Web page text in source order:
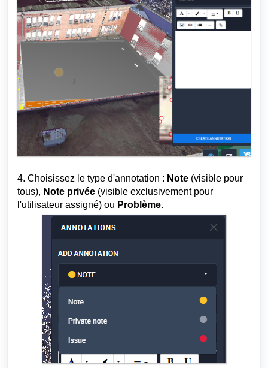
4. Choisissez le type d'annotation : Note (visible pour
tous), Note privée (visible exclusivement pour
l'utilisateur assigné) ou Problème.